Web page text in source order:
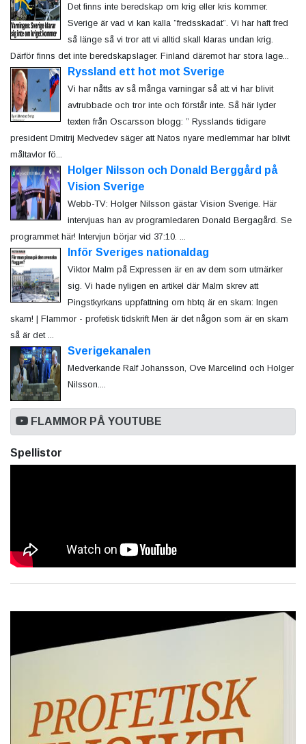
Det finns inte beredskap om krig eller kris kommer.
Sverige är vad vi kan kalla ”fredsskadat”. Vi har haft fred
så länge så vi tror att vi alltid skall klaras undan krig.
Därför finns det inte beredskapslager. Finland däremot har stora lage...
Ryssland ett hot mot Sverige
Vi har nåtts av så många varningar så att vi har blivit
avtrubbade och tror inte och förstår inte. Så här lyder
texten från Oscarsson blogg: ” Rysslands tidigare
president Dmitrij Medvedev säger att Natos nyare medlemmar har blivit
måltavlor fö...
Holger Nilsson och Donald Berggård på
Vision Sverige
Webb-TV: Holger Nilsson gästar Vision Sverige. Här
intervjuas han av programledaren Donald Bergagård. Se
programmet här! Intervjun börjar vid 37:10. ...
Inför Sveriges nationaldag
Viktor Malm på Expressen är en av dem som utmärker
sig. Vi hade nyligen en artikel där Malm skrev att
Pingstkyrkans uppfattning om hbtq är en skam: Ingen
skam! | Flammor - profetisk tidskrift Men är det någon som är en skam
så är det ...
Sverigekanalen
Medverkande Ralf Johansson, Ove Marcelind och Holger
Nilsson....
FLAMMOR PÅ YOUTUBE
Spellistor